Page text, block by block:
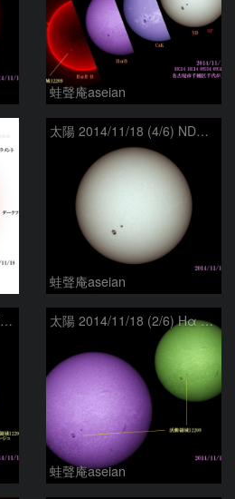
蛙聲庵aseian
太陽 2014/11/18 (4/6) ND 戻ってきた活動領域
蛙聲庵aseian
太陽 2014/11/18 (3/6) CaK 戻ってきた活動領域 太陽 2014/11/18 (2/6) Hα BとG 戻ってきた活動領域
蛙聲庵aseian